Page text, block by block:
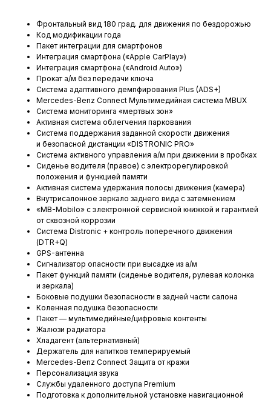
Фронтальный вид 180 град. для движения по бездорожью
Код модификации года
Пакет интеграции для смартфонов
Интеграция смартфона («Apple CarPlay»)
Интеграция смартфона («Android Auto»)
Прокат а/м без передачи ключа
Система адаптивного демпфирования Plus (ADS+)
Mercedes-Benz Connect Мультимедийная система MBUX
Система мониторинга «мертвых зон»
Активная система облегчения паркования
Система поддержания заданной скорости движения
и безопасной дистанции «DISTRONIC PRO»
Система активного управления а/м при движении в пробках
Сиденье водителя (правое) с электрорегулировкой
положения и функцией памяти
Активная система удержания полосы движения (камера)
Внутрисалонное зеркало заднего вида с затемнением
«MB-Mobilo» с электронной сервисной книжкой и гарантией
от сквозной коррозии
Система Distronic + контроль поперечного движения
(DTR+Q)
GPS-антенна
Сигнализатор опасности при высадке из а/м
Пакет функций памяти (сиденье водителя, рулевая колонка
и зеркала)
Боковые подушки безопасности в задней части салона
Коленная подушка безопасности
Пакет — мультимедийные/цифровые контенты
Жалюзи радиатора
Хладагент (альтернативный)
Держатель для напитков темперируемый
Mercedes-Benz Connect Защита от кражи
Персонализация звука
Службы удаленного доступа Premium
Подготовка к дополнительной установке навигационной